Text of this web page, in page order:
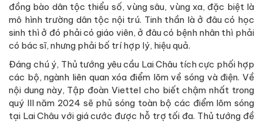
đồng bào dân tộc thiểu số, vùng sâu, vùng xa, đặc biệt là
mô hình trường dân tộc nội trú. Tinh thần là ở đâu có học
sinh thì ở đó phải có giáo viên, ở đâu có bệnh nhân thì phải
có bác sĩ, nhưng phải bố trí hợp lý, hiệu quả.
Đáng chú ý, Thủ tướng yêu cầu Lai Châu tích cực phối hợp
các bộ, ngành liên quan xóa điểm lõm về sóng và điện. Về
nội dung này, Tập đoàn Viettel cho biết chậm nhất trong
quý III năm 2024 sẽ phủ sóng toàn bộ các điểm lõm sóng
tại Lai Châu với giá cước được hỗ trợ tối đa. Thủ tướng đề